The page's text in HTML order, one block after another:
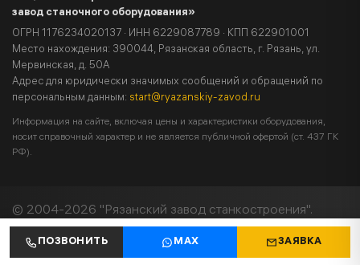
завод станочного оборудования»
ОГРН 1176234020137 · ИНН 6229087789 · КПП 622901001
Место нахождения: 390044, Рязанская область, г. Рязань, ул.
Мервинская, д. 50А
Адрес для юридически значимых сообщений и обращений по
персональным данным: start@ryazanskiy-zavod.ru
Информация на сайте, включая цены и характеристики оборудования,
носит справочный характер и не является публичной офертой (ст. 437 ГК
РФ).
© 2004-2026 "Рязанский завод станкостроения".
Все права защищены.
Политика конфиденциальности
ПОЗВОНИТЬ MAX ЗАЯВКА